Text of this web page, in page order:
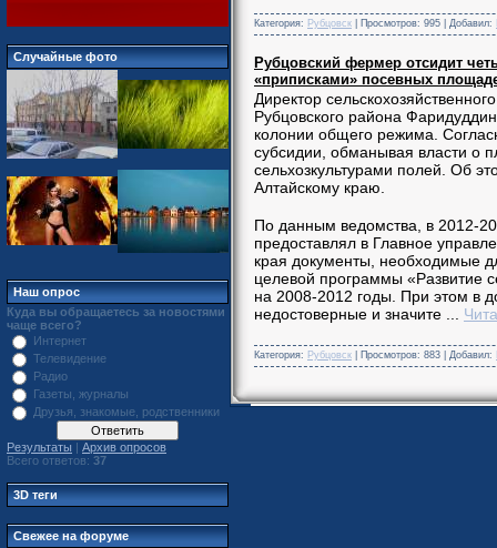
Случайные фото
Наш опрос
Куда вы обращаетесь за новостями
чаще всего?
Интернет
Телевидение
Радио
Газеты, журналы
Друзья, знакомые, родственники
Результаты | Архив опросов
Всего ответов: 37
3D теги
Свежее на форуме
Категория: Рубцовск | Просмотров: 995 | Добавил:
Рубцовский фермер отсидит
«приписками» посевных
Директор
Рубцовского района
колонии общего режима.
субсидии, обманывая власти о
сельхозкультурами полей. Об
Алтайскому краю.
По данным ведомства, в 2012-
предоставлял в Главное
края документы, необходимые
целевой программы «Развитие
на 2008-2012 годы. При этом в
недостоверные и значите ...
Категория: Рубцовск | Просмотров: 883 | Добавил: